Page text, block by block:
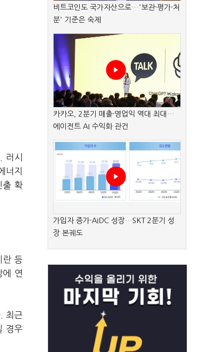
러시
너지
출 확
란 등
에 연
최근
경우
비트코인도 국가자산으로…'보관·평가·처
분' 기준은 숙제
카카오, 2분기 매출·영업익 역대 최대…
에이전트 AI 수익화 관건
가입자 증가·AIDC 성장…SKT 2분기 성
장 본궤도